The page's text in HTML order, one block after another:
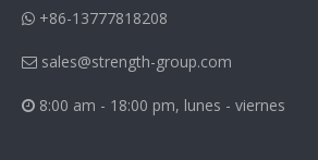
 +86-13777818208
 sales@strength-group.com
 8:00 am - 18:00 pm, lunes - viernes